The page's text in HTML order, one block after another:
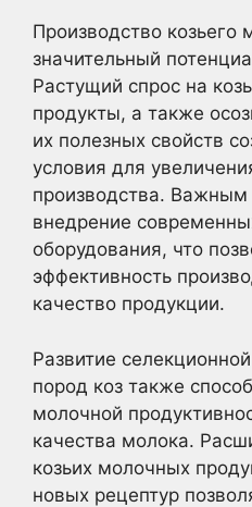
Производство козьего
значительный
Растущий спрос на
продукты, а также
их полезных свойств
условия для
производства.
внедрение
оборудования, что
эффективность
качество продукции.
Развитие
пород коз также
молочной
качества молока.
козьих молочных
новых рецептур